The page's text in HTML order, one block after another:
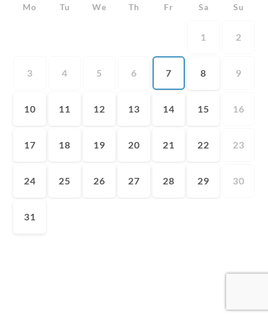
Mo
Tu We Th Fr Sa Su
1 2
3 4 5 6 7 8 9
10 11 12 13 14 15 16
17 18 19 20 21 22 23
24 25 26 27 28 29 30
31